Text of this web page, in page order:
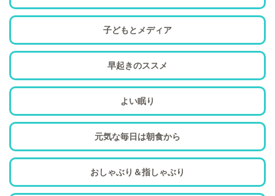
子どもとメディア
早起きのススメ
よい眠り
元気な毎日は朝食から
おしゃぶり＆指しゃぶり